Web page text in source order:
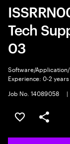
Tech
03
Software/
Experience: 0-2 years
Job No. 14089058
|
Sélectionner
PARTAGER